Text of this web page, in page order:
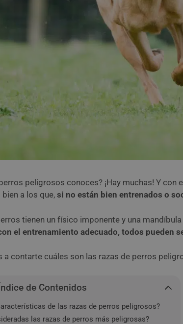
peligrosos conoces? ¡Hay muchas! Y
a los que,si no están bien entrenados o
tienen un físico imponente y una
el entrenamiento adecuado, todos pueden
a contarte cuáles son las razas de perros
Índice de Contenidos
de las razas de perros peligrosos?
las razas de perros más peligrosas?